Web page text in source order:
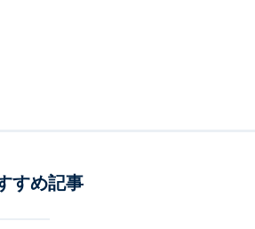
の「ワイヤレスイヤホン」が
すめ記事